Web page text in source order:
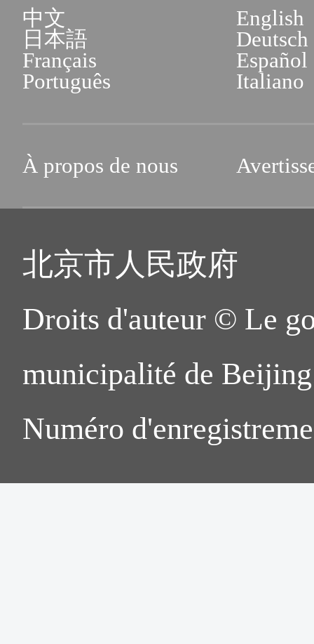
中文
English
日本語
Deutsch
Français
Español
Português
Italiano
À propos de nous
北京市人民政府
Droits d'auteur © Le
municipalité de
Numéro